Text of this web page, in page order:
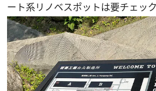
ート系リノベスポットは要チェック